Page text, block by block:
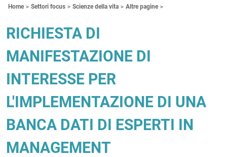
Contenuti Principali
Home Settori focus Scienze della vita Altre pagine
RICHIESTA DI
MANIFESTAZIONE DI
INTERESSE PER
L'IMPLEMENTAZIONE DI UNA
BANCA DATI DI ESPERTI IN
MANAGEMENT